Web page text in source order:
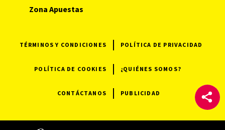
Zona Apuestas
TÉRMINOS Y CONDICIONES POLÍTICA DE PRIVACIDAD
POLÍTICA DE COOKIES ¿QUIÉNES SOMOS?
CONTÁCTANOS PUBLICIDAD